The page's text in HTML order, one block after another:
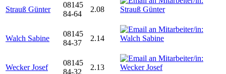
Strauß Günter
08145
84-64
2.08
Walch Sabine
08145
84-37
2.14
Wecker Josef
08145
84-32
2.13